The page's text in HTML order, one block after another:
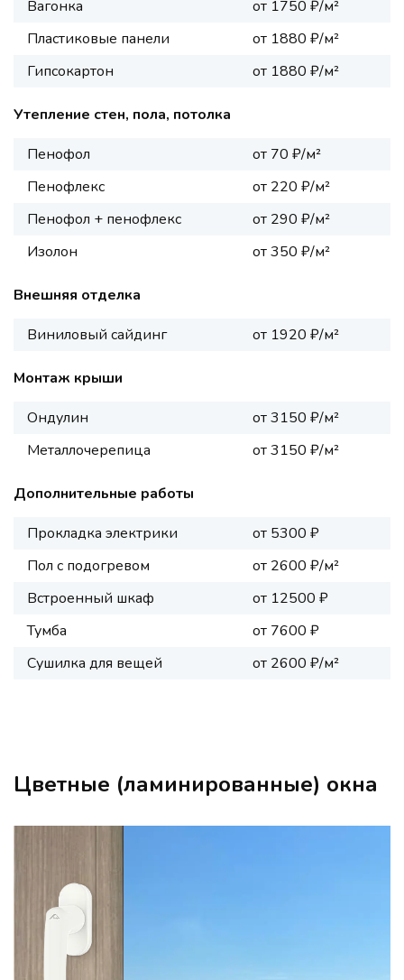
Вагонка
от 1750 ₽/м²
Пластиковые панели
от 1880 ₽/м²
Гипсокартон
от 1880 ₽/м²
Утепление стен, пола, потолка
Пенофол
от 70 ₽/м²
Пенофлекс
от 220 ₽/м²
Пенофол + пенофлекс
от 290 ₽/м²
Изолон
от 350 ₽/м²
Внешняя отделка
Виниловый сайдинг
от 1920 ₽/м²
Монтаж крыши
Ондулин
от 3150 ₽/м²
Металлочерепица
от 3150 ₽/м²
Дополнительные работы
Прокладка электрики
от 5300 ₽
Пол с подогревом
от 2600 ₽/м²
Встроенный шкаф
от 12500 ₽
Тумба
от 7600 ₽
Сушилка для вещей
от 2600 ₽/м²
Цветные (ламинированные) окна